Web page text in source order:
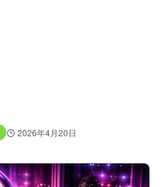
2026年4月20日